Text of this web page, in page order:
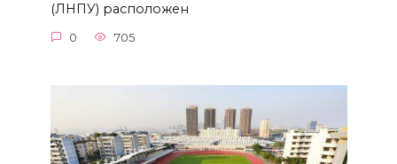
(ЛНПУ) расположен
0 705